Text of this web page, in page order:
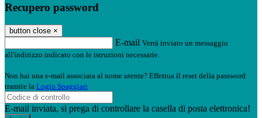
Recupero password
button close ×
E-mail Verrà inviato un messaggio
all'indirizzo indicato con le istruzioni necessarie.
Non hai una e-mail associata al nome utente? Effettua il reset della password
tramite la Login Spaggiari
E-mail inviata, si prega di controllare la casella di posta elettronica!